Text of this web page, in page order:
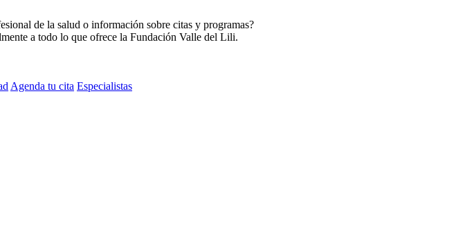
de la salud o información sobre citas y programas?
a todo lo que ofrece la Fundación Valle del Lili.
Agenda tu cita Especialistas